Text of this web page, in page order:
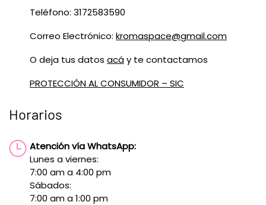
Teléfono: 3172583590
Correo Electrónico: kromaspace@gmail.com
O deja tus datos acáy te contactamos
PROTECCIÓN AL CONSUMIDOR – SIC
Horarios
Atención vía WhatsApp:
Lunes a viernes:
7:00 am a 4:00 pm
Sábados:
7:00 am a 1:00 pm